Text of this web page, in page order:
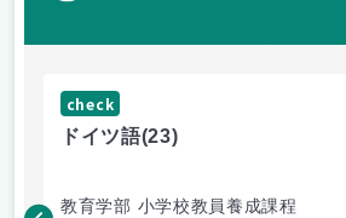
check
ドイツ語(23)
教育学部 小学校教員養成課程